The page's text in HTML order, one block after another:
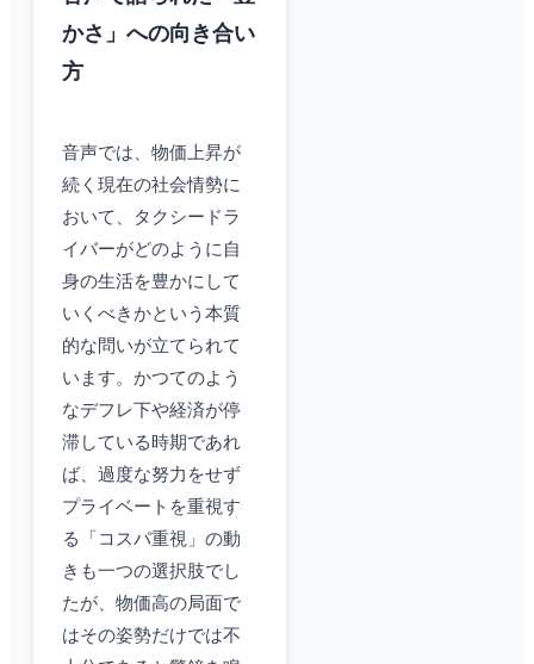
かさ」への向き合い
方
音声では、物価上昇が
続く現在の社会情勢に
おいて、タクシードラ
イバーがどのように自
身の生活を豊かにして
いくべきかという本質
的な問いが立てられて
います。かつてのよう
なデフレ下や経済が停
滞している時期であれ
ば、過度な努力をせず
プライベートを重視す
る「コスパ重視」の動
きも一つの選択肢でし
たが、物価高の局面で
はその姿勢だけでは不